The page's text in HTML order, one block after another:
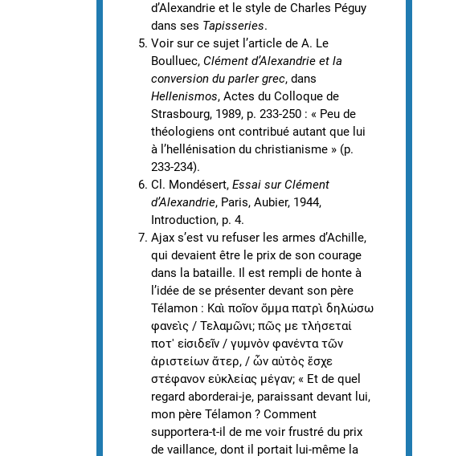
d’Alexandrie et le style de Charles Péguy
dans ses Tapisseries.
Voir sur ce sujet l’article de A. Le
Boulluec, Clément d’Alexandrie et la
conversion du parler grec, dans
Hellenismos, Actes du Colloque de
Strasbourg, 1989, p. 233-250 : « Peu de
théologiens ont contribué autant que lui
à l’hellénisation du christianisme » (p.
233-234).
Cl. Mondésert, Essai sur Clément
d’Alexandrie, Paris, Aubier, 1944,
Introduction, p. 4.
Ajax s’est vu refuser les armes d’Achille,
qui devaient être le prix de son courage
dans la bataille. Il est rempli de honte à
l’idée de se présenter devant son père
Télamon : Καὶ ποῖον ὄμμα πατρὶ δηλώσω
φανεὶς / Τελαμῶνι; πῶς με τλήσεταί
ποτ' εἰσιδεῖν / γυμνὸν φανέντα τῶν
ἀριστείων ἄτερ, / ὧν αὐτὸς ἔσχε
στέφανον εὐκλείας μέγαν; « Et de quel
regard aborderai-je, paraissant devant lui,
mon père Télamon ? Comment
supportera-t-il de me voir frustré du prix
de vaillance, dont il portait lui-même la